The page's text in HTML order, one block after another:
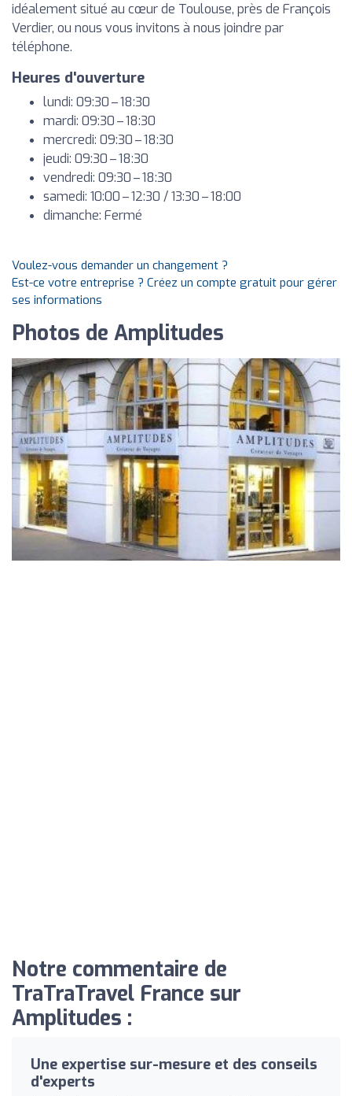
idéalement situé au cœur de Toulouse, près de François
Verdier, ou nous vous invitons à nous joindre par
téléphone.
Heures d'ouverture
lundi: 09:30 – 18:30
mardi: 09:30 – 18:30
mercredi: 09:30 – 18:30
jeudi: 09:30 – 18:30
vendredi: 09:30 – 18:30
samedi: 10:00 – 12:30 / 13:30 – 18:00
dimanche: Fermé
Voulez-vous demander un changement ?
Est-ce votre entreprise ? Créez un compte gratuit pour gérer
ses informations
Photos de Amplitudes
Notre commentaire de
TraTraTravel France sur
Amplitudes :
Une expertise sur-mesure et des conseils
d'experts